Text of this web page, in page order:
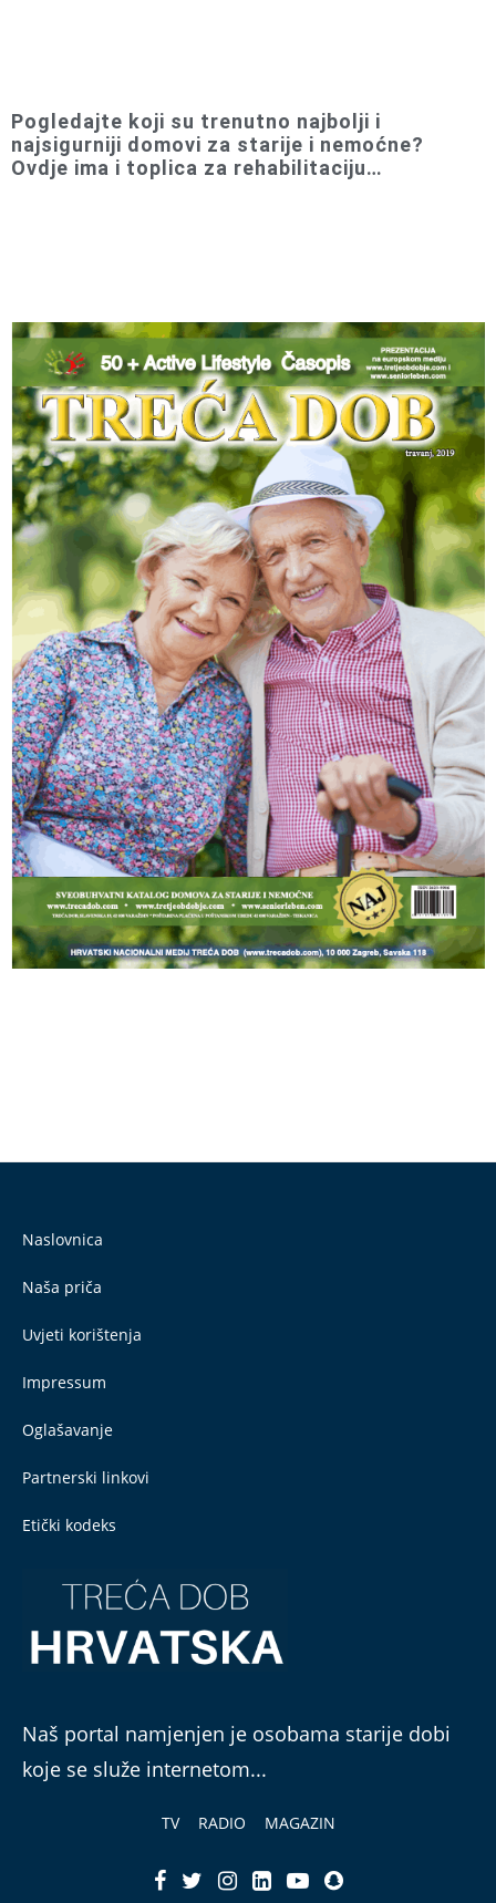
Pogledajte koji su trenutno najbolji i
najsigurniji domovi za starije i nemoćne?
Ovdje ima i toplica za rehabilitaciju…
Naslovnica
Naša priča
Uvjeti korištenja
Impressum
Oglašavanje
Partnerski linkovi
Etički kodeks
Naš portal namjenjen je osobama starije dobi
koje se služe internetom...
TV RADIO MAGAZIN